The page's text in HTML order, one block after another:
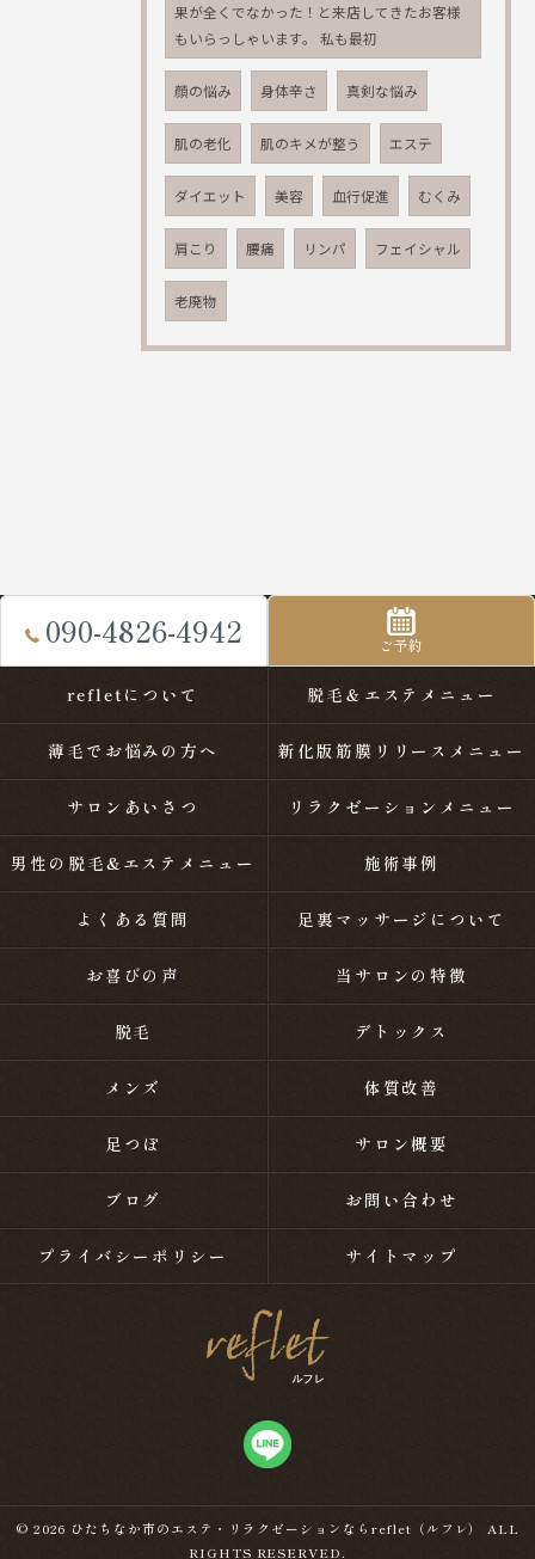
果が全くでなかった！と来店してきたお客様
もいらっしゃいます。 私も最初
顔の悩み 身体辛さ 真剣な悩み
肌の老化 肌のキメが整う エステ
ダイエット 美容 血行促進 むくみ
肩こり 腰痛 リンパ フェイシャル
老廃物
090-4826-4942 ご予約
refletについて 脱毛＆エステメニュー
薄毛でお悩みの方へ 新化版筋膜リリースメニュー
サロンあいさつ リラクゼーションメニュー
男性の脱毛&エステメニュー 施術事例
よくある質問 足裏マッサージについて
お喜びの声 当サロンの特徴
脱毛 デトックス
メンズ 体質改善
足つぼ サロン概要
ブログ お問い合わせ
プライバシーポリシー サイトマップ
© 2026 ひたちなか市のエステ・リラクゼーションならreflet（ルフレ） ALL
RIGHTS RESERVED.